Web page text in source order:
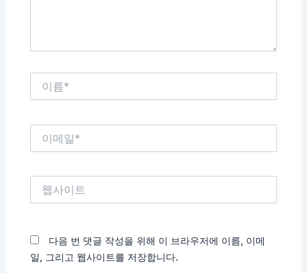
다음 번 댓글 작성을 위해 이 브라우저에 이름, 이메
일, 그리고 웹사이트를 저장합니다.